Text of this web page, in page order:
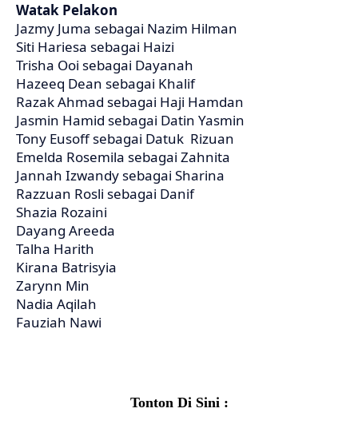
Watak Pelakon
Jazmy Juma sebagai Nazim Hilman
Siti Hariesa sebagai Haizi
Trisha Ooi sebagai Dayanah
Hazeeq Dean sebagai Khalif
Razak Ahmad sebagai Haji Hamdan
Jasmin Hamid sebagai Datin Yasmin
Tony Eusoff sebagai Datuk Rizuan
Emelda Rosemila sebagai Zahnita
Jannah Izwandy sebagai Sharina
Razzuan Rosli sebagai Danif
Shazia Rozaini
Dayang Areeda
Talha Harith
Kirana Batrisyia
Zarynn Min
Nadia Aqilah
Fauziah Nawi
Tonton Di Sini :